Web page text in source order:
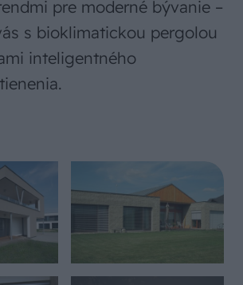
pre moderné bývanie –
s bioklimatickou pergolou
inteligentného